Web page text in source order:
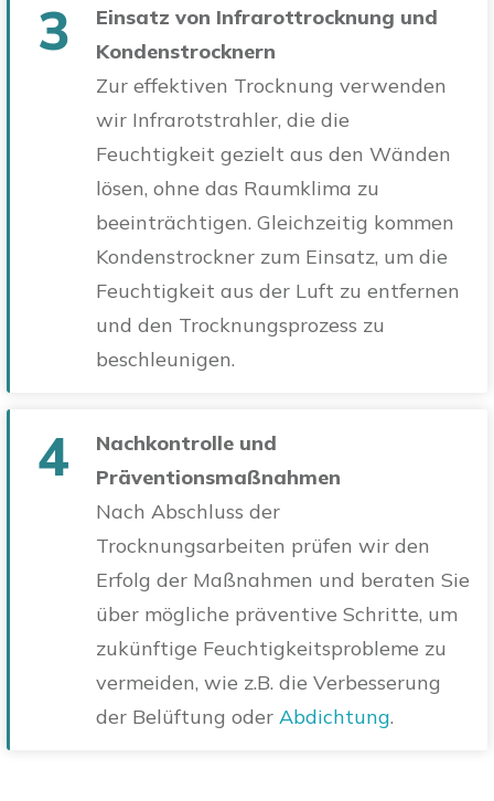
3
Einsatz von Infrarottrocknung und
Kondenstrocknern
Zur effektiven Trocknung verwenden
wir Infrarotstrahler, die die
Feuchtigkeit gezielt aus den Wänden
lösen, ohne das Raumklima zu
beeinträchtigen. Gleichzeitig kommen
Kondenstrockner zum Einsatz, um die
Feuchtigkeit aus der Luft zu entfernen
und den Trocknungsprozess zu
beschleunigen.
4
Nachkontrolle und
Präventionsmaßnahmen
Nach Abschluss der
Trocknungsarbeiten prüfen wir den
Erfolg der Maßnahmen und beraten Sie
über mögliche präventive Schritte, um
zukünftige Feuchtigkeitsprobleme zu
vermeiden, wie z.B. die Verbesserung
der Belüftung oderAbdichtung.